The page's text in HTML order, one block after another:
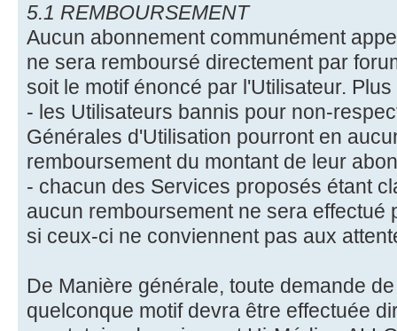
5.1 REMBOURSEMENT
Aucun abonnement communément
ne sera remboursé directement par
soit le motif énoncé par l'Utilisateur.
- les Utilisateurs bannis pour non-
Générales d'Utilisation pourront en
remboursement du montant de leur
- chacun des Services proposés étant
aucun remboursement ne sera effectué
si ceux-ci ne conviennent pas aux
De Manière générale, toute demande
quelconque motif devra être effectuée